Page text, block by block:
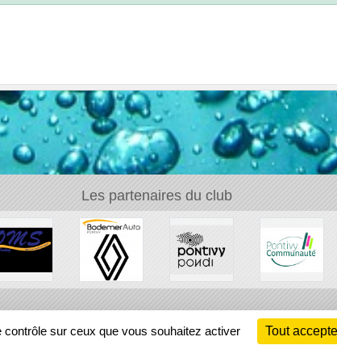
Les partenaires du club
sur ceux que vous souhaitez activer Tout